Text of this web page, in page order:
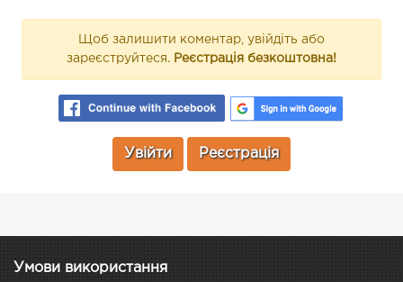
Щоб залишити коментар, увійдіть або
зареєструйтеся. Реєстрація безкоштовна!
Увійти Реєстрація
Умови використання